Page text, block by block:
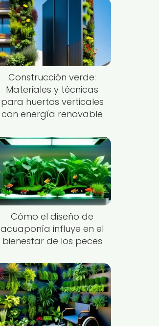
Construcción verde:
Materiales y técnicas
para huertos verticales
con energía renovable
Cómo el diseño de
acuaponía influye en el
bienestar de los peces